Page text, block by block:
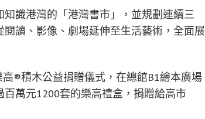
識港灣的「港灣書市」，並規劃連續三
讀、影像、劇場延伸至生活藝術，全面展
®積木公益捐贈儀式，在總館B1繪本廣場
萬元1200套的樂高禮盒，捐贈給高市